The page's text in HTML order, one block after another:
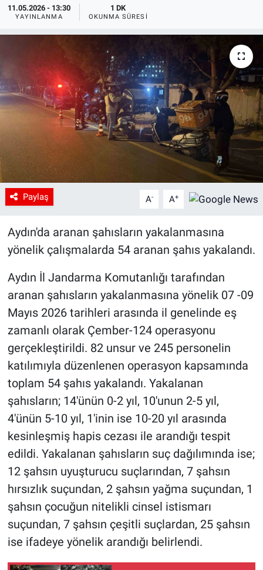
11.05.2026 - 13:30
YAYINLANMA
1 DK
OKUNMA SÜRESI
Paylaş A- A+
Aydın'da aranan şahısların yakalanmasına
yönelik çalışmalarda 54 aranan şahıs yakalandı.
Aydın İl Jandarma Komutanlığı tarafından
aranan şahısların yakalanmasına yönelik 07 -09
Mayıs 2026 tarihleri arasında il genelinde eş
zamanlı olarak Çember-124 operasyonu
gerçekleştirildi. 82 unsur ve 245 personelin
katılımıyla düzenlenen operasyon kapsamında
toplam 54 şahıs yakalandı. Yakalanan
şahısların; 14'ünün 0-2 yıl, 10'unun 2-5 yıl,
4'ünün 5-10 yıl, 1'inin ise 10-20 yıl arasında
kesinleşmiş hapis cezası ile arandığı tespit
edildi. Yakalanan şahısların suç dağılımında ise;
12 şahsın uyuşturucu suçlarından, 7 şahsın
hırsızlık suçundan, 2 şahsın yağma suçundan, 1
şahsın çocuğun nitelikli cinsel istismarı
suçundan, 7 şahsın çeşitli suçlardan, 25 şahsın
ise ifadeye yönelik arandığı belirlendi.